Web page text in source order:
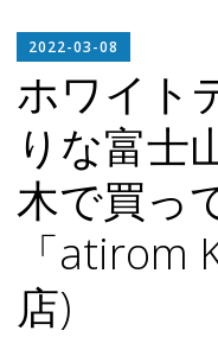
ン
ン
ツ
へ
ス
キ
プ
2022-03-08
CHIEF
ホワイト
りな富士
木で買っ
「atirom
店)